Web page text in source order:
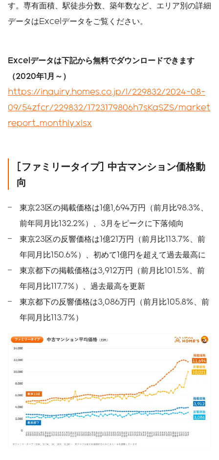
す。専有面積、駅徒歩分数、築年数など、エリア別の詳細
データはExcelデータをご覧ください。
Excelデータは下記から無料でダウンロードできます
（2020年1月～）
https://inquiry.homes.co.jp/l/229832/2024-08-
09/54zfcr/229832/1723179806h7sKaSZS/market
report_monthly.xlsx
[ファミリータイプ] 中古マンション価格動
向
東京23区の掲載価格は1億1,694万円（前月比98.3%、
前年同月比132.2%）、3月をピークに下落傾向
東京23区の反響価格は1億21万円（前月比113.7%、前
年同月比150.6%）、初めて1億円を超えて過去最高に
東京都下の掲載価格は3,912万円（前月比101.5%、前
年同月比117.7%）、過去最高を更新
東京都下の反響価格は3,086万円（前月比105.8%、前
年同月比113.7%）